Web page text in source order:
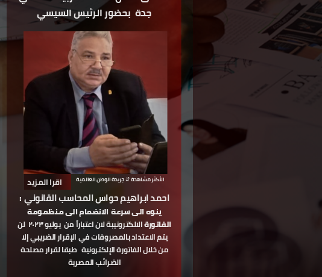
جدة بحضور الرئيس السيسي
اقرا المزيد الأكثر مشاهدة⇵ جريدة الوطن العالمية
احمد ابراهيم حواس المحاسب القانوني:
ينوه الى سرعة الانضمام الى منظمومة
الفاتورةالالكترونيبة لان اعتباراً من يوليو ٢٠٢٣
لن
يتم الاعتداد بالمصروفات في الإقرار الضريبي إلا
من خلال الفاتورة الإلكترونية طبقا لقرار مصلحة
الضرائب المصرية